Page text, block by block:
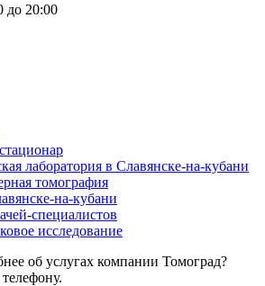
до 20:00
лаборатория в Славянске-на-кубани
томография
на-кубани
специалистов
исследование
об услугах компании Томоград?